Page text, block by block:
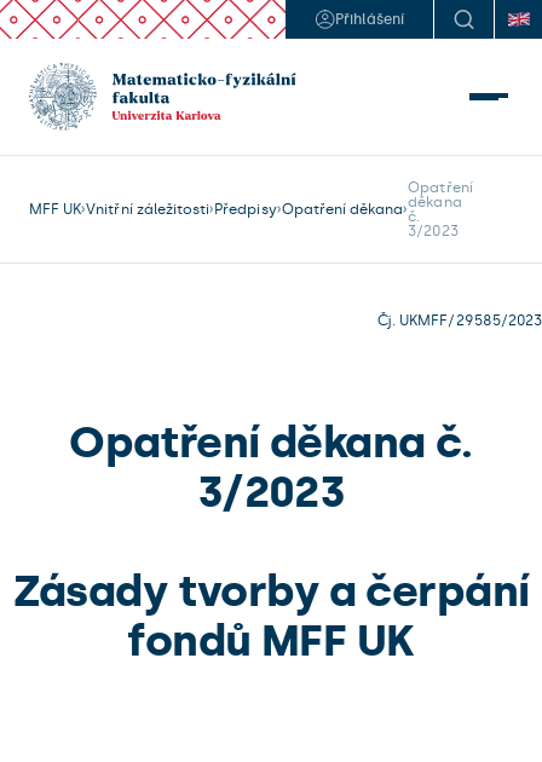
Přihlášení
MFF UK Vnitřní záležitosti Předpisy Opatření děkana
Opatření
děkana
č.
3/2023
Čj. UKMFF/29585/2023
Opatření děkana č.
3/2023
Zásady tvorby a čerpání
fondů MFF UK